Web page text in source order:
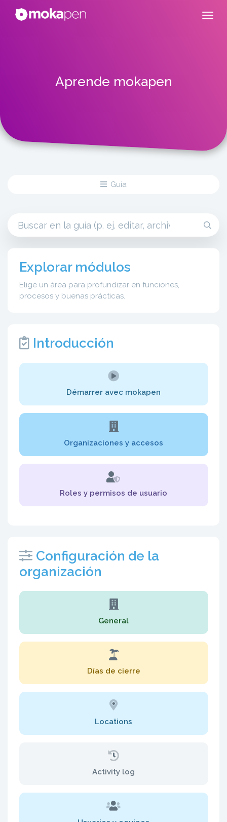
Aprende mokapen
Guía
Explorar módulos
Elige un área para profundizar en funciones,
procesos y buenas prácticas.
Introducción
Démarrer avec mokapen
Organizaciones y accesos
Roles y permisos de usuario
Configuración de la
organización
General
Días de cierre
Locations
Activity log